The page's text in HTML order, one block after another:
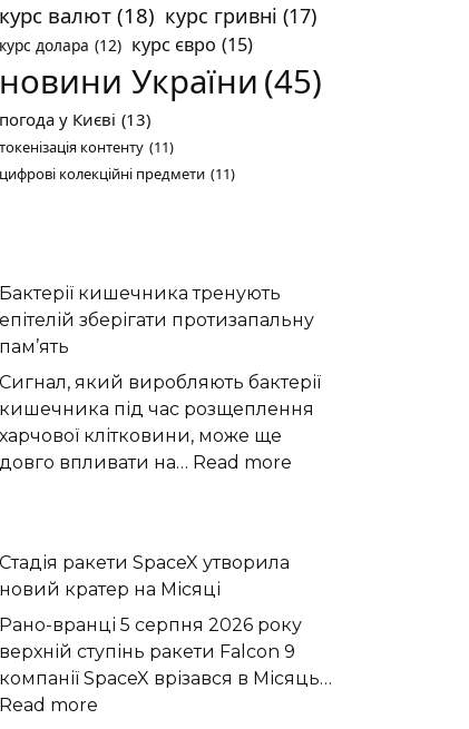
курс валют (18) курс гривні (17)
курс долара (12) курс євро (15)
новини України (45)
погода у Києві (13)
токенізація контенту (11)
цифрові колекційні предмети (11)
Бактерії кишечника тренують
епітелій зберігати протизапальну
пам’ять
Сигнал, який виробляють бактерії
кишечника під час розщеплення
харчової клітковини, може ще
довго впливати на… Read more
протизапальну
пам’ять
Стадія ракети SpaceX утворила
новий кратер на Місяці
Рано-вранці 5 серпня 2026 року
верхній ступінь ракети Falcon 9
компанії SpaceX врізався в Місяць…
Read more